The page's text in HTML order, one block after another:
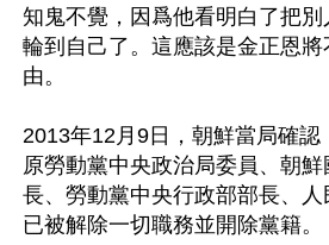
知鬼不覺，因爲他看明白了把
輪到自己了。這應該是金正恩
由。
2013年12月9日，朝鮮當局確認
原勞動黨中央政治局委員、朝
長、勞動黨中央行政部部長、